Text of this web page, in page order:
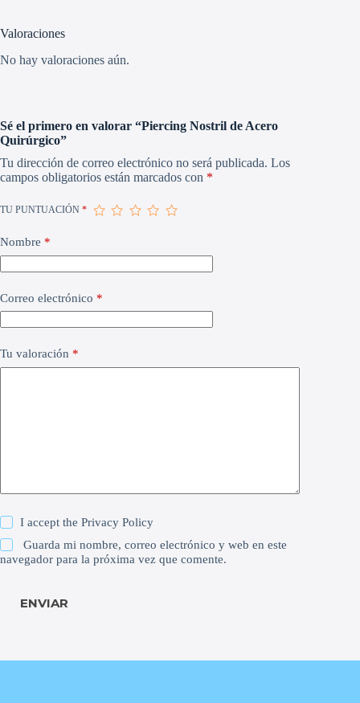
Valoraciones
No hay valoraciones aún.
Sé el primero en valorar “Piercing Nostril de Acero
Quirúrgico”
Tu dirección de correo electrónico no será publicada. Los
campos obligatorios están marcados con *
TU PUNTUACIÓN *
Nombre *
Correo electrónico *
Tu valoración *
I accept thePrivacy Policy
Guarda mi nombre, correo electrónico y web en este
navegador para la próxima vez que comente.
ENVIAR